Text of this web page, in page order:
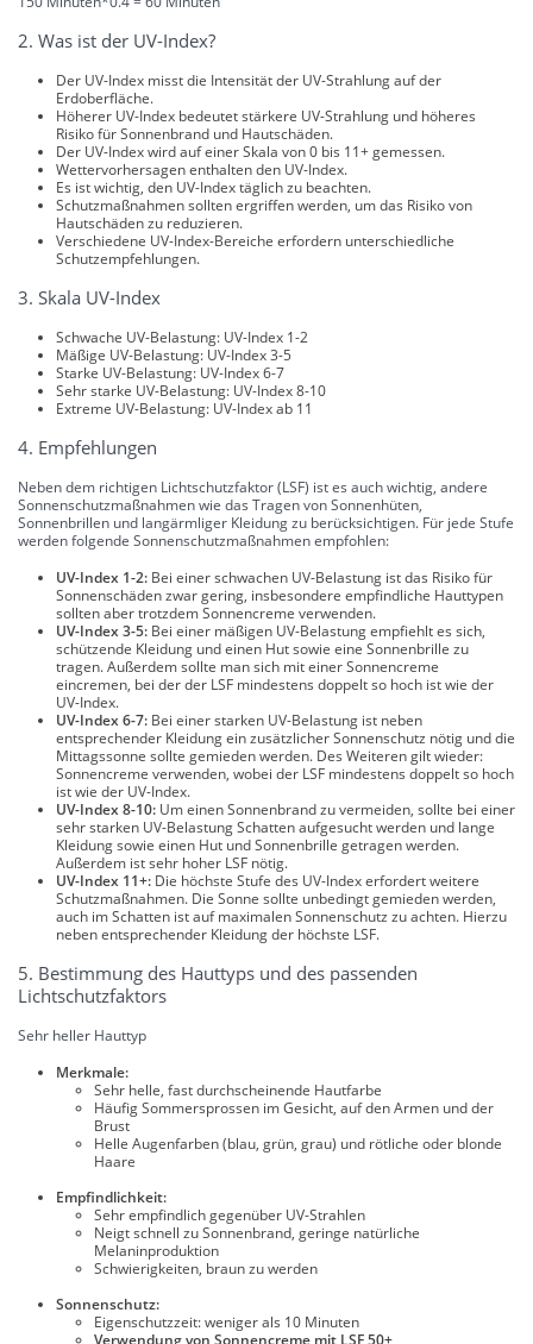
2. Was ist der UV-Index?
Der UV-Index misst die Intensität der UV-Strahlung auf der
Erdoberfläche.
Höherer UV-Index bedeutet stärkere UV-Strahlung und höheres
Risiko für Sonnenbrand und Hautschäden.
Der UV-Index wird auf einer Skala von 0 bis 11+ gemessen.
Wettervorhersagen enthalten den UV-Index.
Es ist wichtig, den UV-Index täglich zu beachten.
Schutzmaßnahmen sollten ergriffen werden, um das Risiko von
Hautschäden zu reduzieren.
Verschiedene UV-Index-Bereiche erfordern unterschiedliche
Schutzempfehlungen.
3. Skala UV-Index
Schwache UV-Belastung: UV-Index 1-2
Mäßige UV-Belastung: UV-Index 3-5
Starke UV-Belastung: UV-Index 6-7
Sehr starke UV-Belastung: UV-Index 8-10
Extreme UV-Belastung: UV-Index ab 11
4. Empfehlungen
Neben dem richtigen Lichtschutzfaktor (LSF) ist es auch wichtig, andere
Sonnenschutzmaßnahmen wie das Tragen von Sonnenhüten,
Sonnenbrillen und langärmliger Kleidung zu berücksichtigen. Für jede Stufe
werden folgende Sonnenschutzmaßnahmen empfohlen:
UV-Index 1-2: Bei einer schwachen UV-Belastung ist das Risiko für
Sonnenschäden zwar gering, insbesondere empfindliche Hauttypen
sollten aber trotzdem Sonnencreme verwenden.
UV-Index 3-5: Bei einer mäßigen UV-Belastung empfiehlt es sich,
schützende Kleidung und einen Hut sowie eine Sonnenbrille zu
tragen. Außerdem sollte man sich mit einer Sonnencreme
eincremen, bei der der LSF mindestens doppelt so hoch ist wie der
UV-Index.
UV-Index 6-7: Bei einer starken UV-Belastung ist neben
entsprechender Kleidung ein zusätzlicher Sonnenschutz nötig und die
Mittagssonne sollte gemieden werden. Des Weiteren gilt wieder:
Sonnencreme verwenden, wobei der LSF mindestens doppelt so hoch
ist wie der UV-Index.
UV-Index 8-10: Um einen Sonnenbrand zu vermeiden, sollte bei einer
sehr starken UV-Belastung Schatten aufgesucht werden und lange
Kleidung sowie einen Hut und Sonnenbrille getragen werden.
Außerdem ist sehr hoher LSF nötig.
UV-Index 11+: Die höchste Stufe des UV-Index erfordert weitere
Schutzmaßnahmen. Die Sonne sollte unbedingt gemieden werden,
auch im Schatten ist auf maximalen Sonnenschutz zu achten. Hierzu
neben entsprechender Kleidung der höchste LSF.
5. Bestimmung des Hauttyps und des passenden
Lichtschutzfaktors
Sehr heller Hauttyp
Merkmale:
Sehr helle, fast durchscheinende Hautfarbe
Häufig Sommersprossen im Gesicht, auf den Armen und der
Brust
Helle Augenfarben (blau, grün, grau) und rötliche oder blonde
Haare
Empfindlichkeit:
Sehr empfindlich gegenüber UV-Strahlen
Neigt schnell zu Sonnenbrand, geringe natürliche
Melaninproduktion
Schwierigkeiten, braun zu werden
Sonnenschutz:
Eigenschutzzeit: weniger als 10 Minuten
Verwendung von Sonnencreme mit LSF 50+